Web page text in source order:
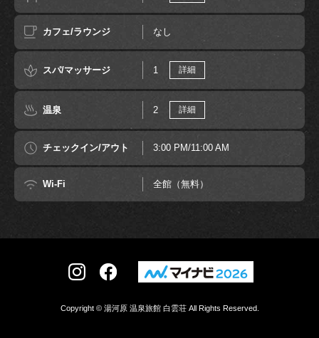
カフェ/ラウンジ なし
スパ/マッサージ 1 詳細
温泉 2 詳細
チェックイン/アウト 3:00 PM/11:00 AM
Wi-Fi 全館（無料）
Copyright © 湯河原 温泉旅館 白雲荘 All Rights Reserved.